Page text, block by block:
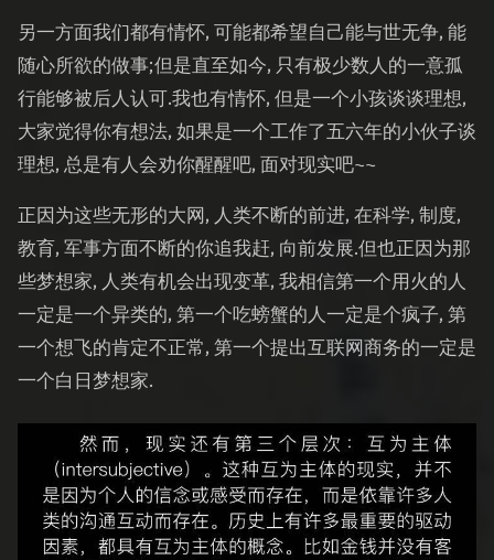
另一方面我们都有情怀, 可能都希望自己能与世无争, 能
随心所欲的做事;但是直至如今, 只有极少数人的一意孤
行能够被后人认可.我也有情怀, 但是一个小孩谈谈理想,
大家觉得你有想法, 如果是一个工作了五六年的小伙子谈
理想, 总是有人会劝你醒醒吧, 面对现实吧~~
正因为这些无形的大网, 人类不断的前进, 在科学, 制度,
教育, 军事方面不断的你追我赶, 向前发展.但也正因为那
些梦想家, 人类有机会出现变革, 我相信第一个用火的人
一定是一个异类的, 第一个吃螃蟹的人一定是个疯子, 第
一个想飞的肯定不正常, 第一个提出互联网商务的一定是
一个白日梦想家.